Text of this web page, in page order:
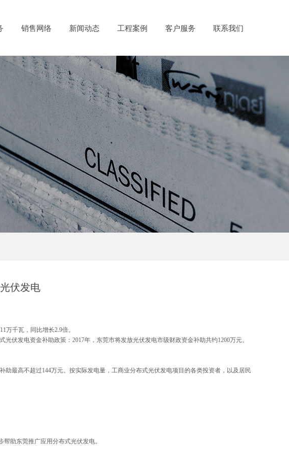
销售网络 新闻动态 工程案例 客户服务 联系我们
伏发电
万千瓦，同比增长2.9倍。
伏发电资金补助政策：2017年，东莞市将发放光伏发电市级财政资金补助共约1200万元。
最高不超过144万元。按实际发电量，工商业分布式光伏发电项目的各类投资者，以及居民
助东莞推广应用分布式光伏发电。